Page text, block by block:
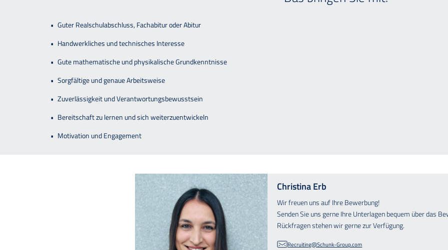
Guter Realschulabschluss, Fachabitur oder Abitur
Handwerkliches und technisches Interesse
Gute mathematische und physikalische Grundkenntnisse
Sorgfältige und genaue Arbeitsweise
Zuverlässigkeit und Verantwortungsbewusstsein
Bereitschaft zu lernen und sich weiterzuentwickeln
Motivation und Engagement
Christina Erb
Wir freuen uns auf Ihre Bewerbung!
Senden Sie uns gerne Ihre Unterlagen bequem über das
Rückfragen stehen wir gerne zur Verfügung.
Recruiting@Schunk-Group.com